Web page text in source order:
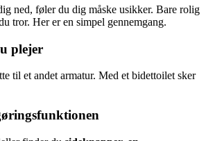
ned, føler du dig måske usikker. Bare rolig
tror. Her er en simpel gennemgang.
plejer
til et andet armatur. Med et bidettoilet sker